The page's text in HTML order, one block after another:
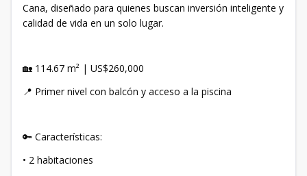
Cana, diseñado para quienes buscan inversión inteligente y
calidad de vida en un solo lugar.
🏡 114.67 m² | US$260,000
📍 Primer nivel con balcón y acceso a la piscina
🔑 Características:
• 2 habitaciones